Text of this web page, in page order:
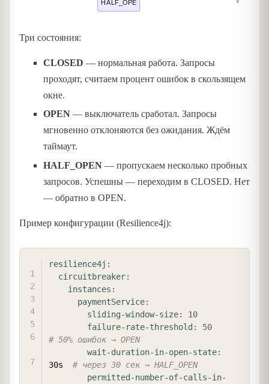
Три состояния:
CLOSED — нормальная работа. Запросы
проходят, считаем процент ошибок в скользящем
окне.
OPEN — выключатель сработал. Запросы
мгновенно отклоняются без ожидания. Ждём
таймаут.
HALF_OPEN — пропускаем несколько пробных
запросов. Успешны — переходим в CLOSED. Нет
— обратно в OPEN.
Пример конфигурации (Resilience4j):
resilience4j :
circuitbreaker:
instances :
paymentService:
sliding-window-size:
10
failure-rate-threshold :
50
# 50% ошибок → OPEN
wait-duration-in-open-state:
30s # через 30 сек → HALF_OPEN
permitted-number-of-calls-in-